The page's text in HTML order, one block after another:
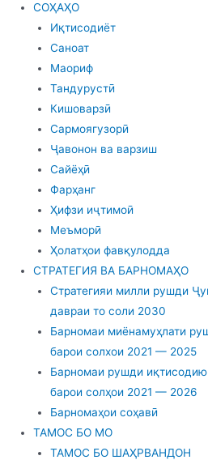
СОҲАҲО
Иқтисодиёт
Саноат
Маориф
Тандурустӣ
Кишоварзӣ
Сармоягузорӣ
Ҷавонон ва варзиш
Сайёҳӣ
Фарҳанг
Ҳифзи иҷтимоӣ
Меъморӣ
Ҳолатҳои фавқулодда
СТРАТЕГИЯ ВА БАРНОМАҲО
Стратегияи милли рушди
давраи то соли 2030
Барномаи миёнамуҳлати
барои солхои 2021 — 2025
Барномаи рушди
барои солҳои 2021 — 2026
Барномаҳои соҳавӣ
ТАМОС БО МО
ТАМОС БО ШАҲРВАНДОН